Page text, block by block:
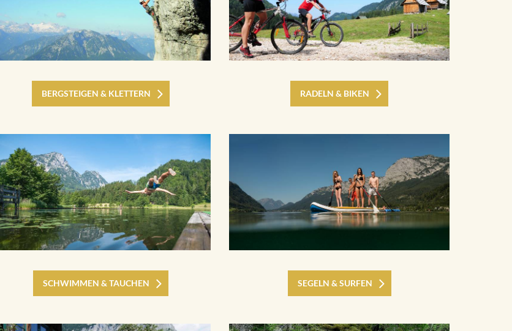
BERGSTEIGEN & KLETTERN RADELN & BIKEN
SCHWIMMEN & TAUCHEN SEGELN & SURFEN